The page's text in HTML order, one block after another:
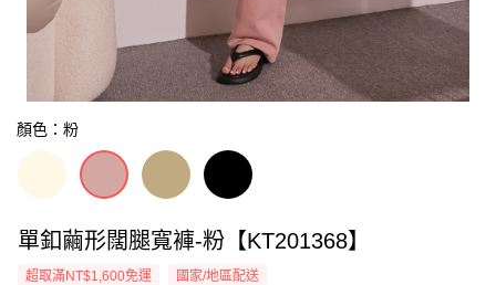
顏色：粉
單釦繭形闊腿寬褲-粉【KT201368】
超取滿NT$1,600免運 國家/地區配送